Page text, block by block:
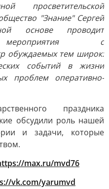
просветительской
"Знание" Сергей
основе проводит
мероприятия с
обуждаемых тем широк:
событий в жизни
проблем оперативно-
праздника
обсудили роль нашей
и задачи, которые
max.ru/mvd76
vk.com/yarumvd